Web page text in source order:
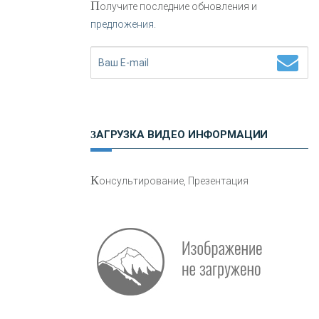
Нетворкинг для предпринимателей
авто
Получите последние обновления и
предложения.
ЗАГРУЗКА ВИДЕО ИНФОРМАЦИИ
Консультирование, Презентация